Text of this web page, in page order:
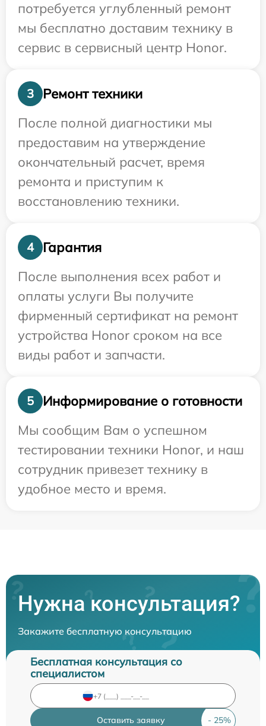
потребуется углубленный ремонт
мы бесплатно доставим технику в
сервис в сервисный центр Honor.
3
Ремонт техники
После полной диагностики мы
предоставим на утверждение
окончательный расчет, время
ремонта и приступим к
восстановлению техники.
4
Гарантия
После выполнения всех работ и
оплаты услуги Вы получите
фирменный сертификат на ремонт
устройства Honor сроком на все
виды работ и запчасти.
5
Информирование о готовности
Мы сообщим Вам о успешном
тестировании техники Honor, и наш
сотрудник привезет технику в
удобное место и время.
Нужна консультация?
Закажите бесплатную консультацию
Бесплатная консультация со
специалистом
Оставить заявку